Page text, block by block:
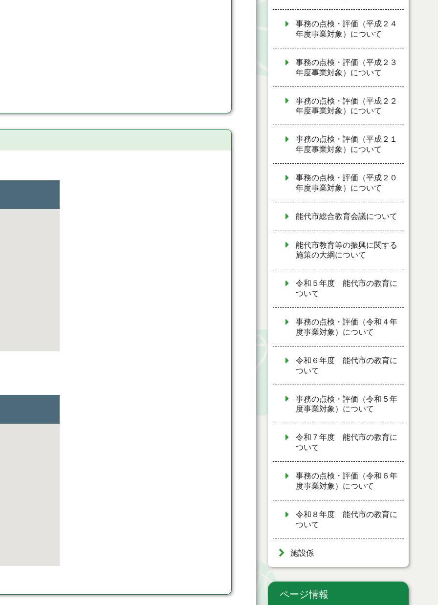
事務の点検・評価（平成２４
年度事業対象）について
事務の点検・評価（平成２３
年度事業対象）について
事務の点検・評価（平成２２
年度事業対象）について
事務の点検・評価（平成２１
年度事業対象）について
事務の点検・評価（平成２０
年度事業対象）について
能代市総合教育会議について
能代市教育等の振興に関する
施策の大綱について
令和５年度 能代市の教育に
ついて
事務の点検・評価（令和４年
度事業対象）について
令和６年度 能代市の教育に
ついて
事務の点検・評価（令和５年
度事業対象）について
令和７年度 能代市の教育に
ついて
事務の点検・評価（令和６年
度事業対象）について
令和８年度 能代市の教育に
ついて
施設係
ページ情報